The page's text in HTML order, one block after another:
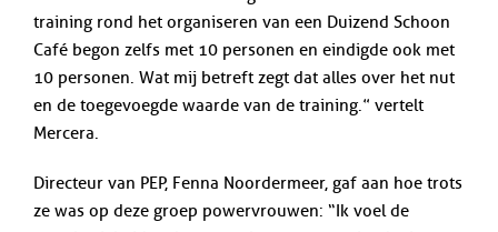
training rond het organiseren van een Duizend Schoon
Café begon zelfs met 10 personen en eindigde ook met
10 personen. Wat mij betreft zegt dat alles over het nut
en de toegevoegde waarde van de training.” vertelt
Mercera.
Directeur van PEP, Fenna Noordermeer, gaf aan hoe trots
ze was op deze groep powervrouwen: “Ik voel de